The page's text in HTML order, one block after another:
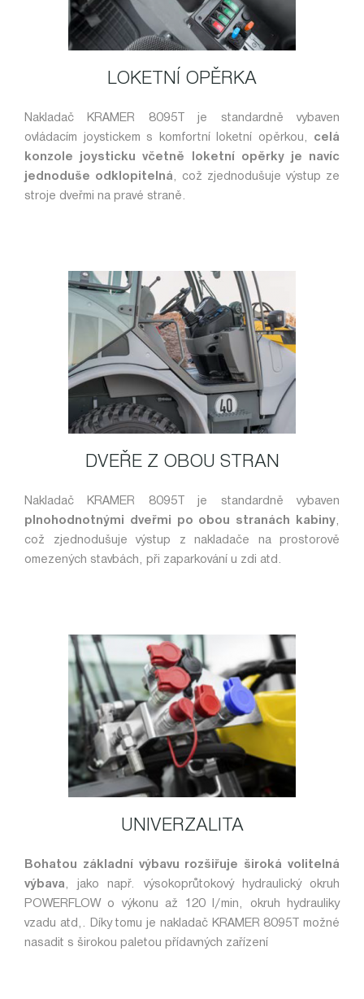
LOKETNÍ OPĚRKA
Nakladač KRAMER 8095T je standardně vybaven
ovládacím joystickem s komfortní loketní opěrkou, celá
konzole joysticku včetně loketní opěrky je navíc
jednoduše odklopitelná, což zjednodušuje výstup ze
stroje dveřmi na pravé straně.
DVEŘE Z OBOU STRAN
Nakladač KRAMER 8095T je standardně vybaven
plnohodnotnými dveřmi po obou stranách kabiny,
což zjednodušuje výstup z nakladače na prostorově
omezených stavbách, při zaparkování u zdi atd.
UNIVERZALITA
Bohatou základní výbavu rozšiřuje široká volitelná
výbava, jako např. výsokoprůtokový hydraulický okruh
POWERFLOW o výkonu až 120 l/min, okruh hydrauliky
vzadu atd,. Díky tomu je nakladač KRAMER 8095T možné
nasadit s širokou paletou přídavných zařízení